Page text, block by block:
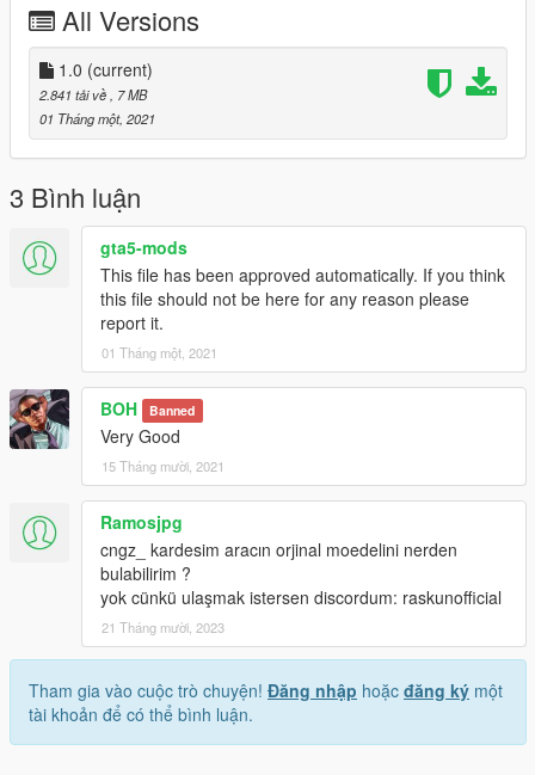
You have to download the original model here first:
https://www.gta5-mods.com/vehicles/ford-connect-tourneo-
turkish-polcie-car-replace-els
Install: After that, replace the .YTD files with my .YTD files.
The livery are made for one and double rear door.
Credits
Livery: cngz
It is strictly forbidden to edit, use, change or redistribute the
coatings of the vehicles.
Sanctions will be imposed upon detection. Thanks.
All Versions
1.0 (current)
2.841 tải về
, 7 MB
01 Tháng một, 2021
3 Bình luận
gta5-mods
This file has been approved automatically. If you think
this file should not be here for any reason please
report it.
01 Tháng một, 2021
BOH Banned
Very Good
15 Tháng mười, 2021
Ramosjpg
cngz_ kardesim aracın orjinal moedelini nerden
bulabilirim ?
yok cünkü ulaşmak istersen discordum: raskunofficial
21 Tháng mười, 2023
Tham gia vào cuộc trò chuyện! Đăng nhập hoặc đăng ký một
tài khoản để có thể bình luận.